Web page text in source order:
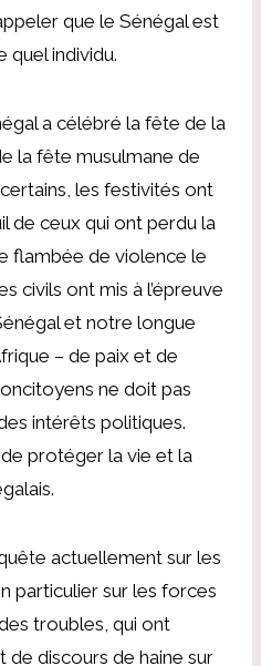
que le Sénégal est
quel individu.
a célébré la fête de la
la fête musulmane de
les festivités ont
de ceux qui ont perdu la
flambée de violence le
civils ont mis à l’épreuve
et notre longue
– de paix et de
ne doit pas
intérêts politiques.
protéger la vie et la
actuellement sur les
particulier sur les forces
troubles, qui ont
discours de haine sur